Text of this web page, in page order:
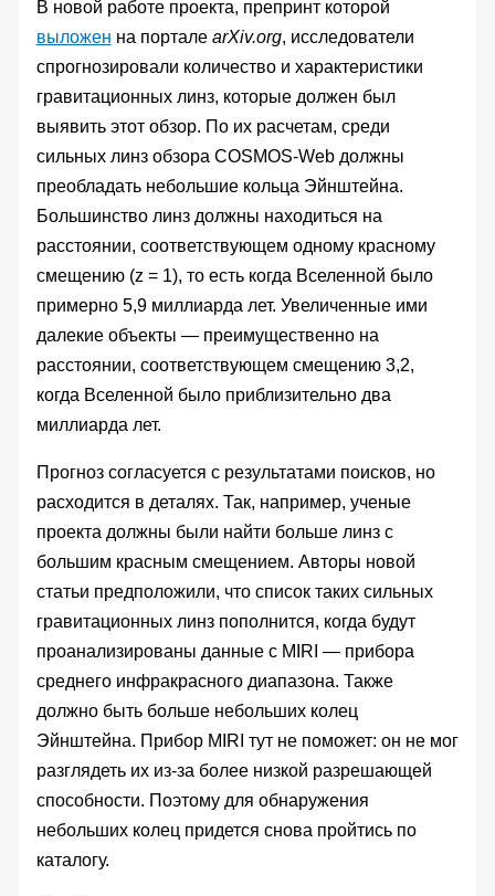
В новой работе проекта, препринт которой
выложен на портале arXiv.org, исследователи
спрогнозировали количество и характеристики
гравитационных линз, которые должен был
выявить этот обзор. По их расчетам, среди
сильных линз обзора COSMOS-Web должны
преобладать небольшие кольца Эйнштейна.
Большинство линз должны находиться на
расстоянии, соответствующем одному красному
смещению (z = 1), то есть когда Вселенной было
примерно 5,9 миллиарда лет. Увеличенные ими
далекие объекты — преимущественно на
расстоянии, соответствующем смещению 3,2,
когда Вселенной было приблизительно два
миллиарда лет.
Прогноз согласуется с результатами поисков, но
расходится в деталях. Так, например, ученые
проекта должны были найти больше линз с
большим красным смещением. Авторы новой
статьи предположили, что список таких сильных
гравитационных линз пополнится, когда будут
проанализированы данные с MIRI — прибора
среднего инфракрасного диапазона. Также
должно быть больше небольших колец
Эйнштейна. Прибор MIRI тут не поможет: он не мог
разглядеть их из-за более низкой разрешающей
способности. Поэтому для обнаружения
небольших колец придется снова пройтись по
каталогу.